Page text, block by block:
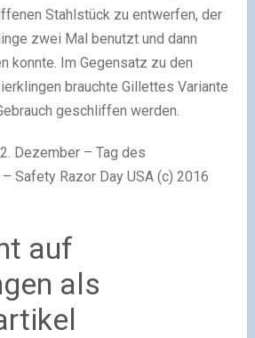
Stahlstück zu entwerfen, der
zwei Mal benutzt und dann
konnte. Im Gegensatz zu den
brauchte Gillettes Variante
geschliffen werden.
Dezember – Tag des
Safety Razor Day USA (c) 2016
auf
als